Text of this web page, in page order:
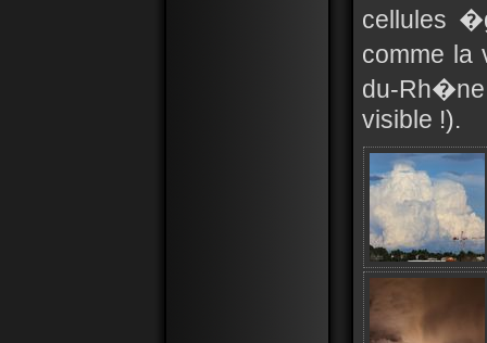
cellules
comme la
du-Rh�ne
visible !).